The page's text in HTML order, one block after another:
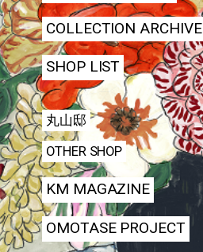
COLLECTION ARCHIVE
SHOP LIST
丸山邸
OTHER SHOP
KM MAGAZINE
OMOTASE PROJECT